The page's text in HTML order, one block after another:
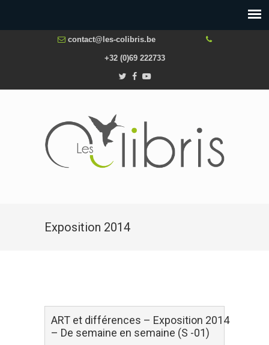
contact@les-colibris.be
+32 (0)69 222733
Exposition 2014
ART et différences – Exposition 2014
– De semaine en semaine (S -01)